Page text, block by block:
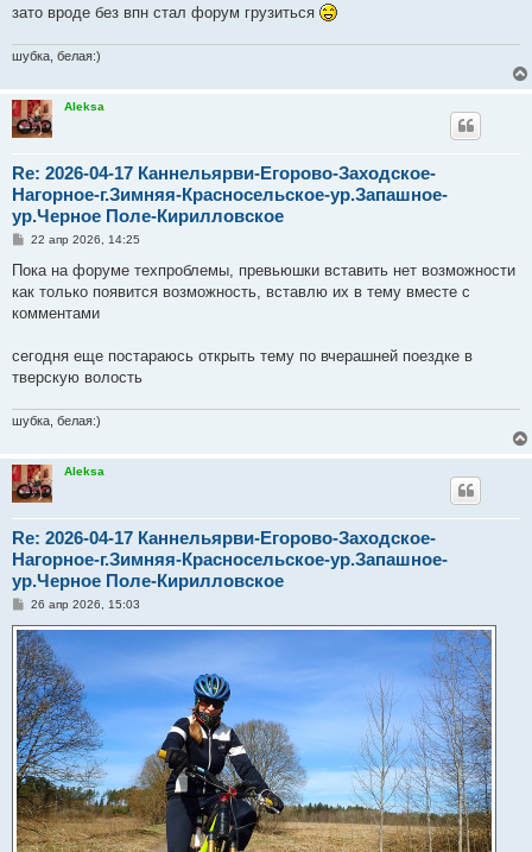
зато вроде без впн стал форум грузиться
шубка, белая:)
Aleksa
Re: 2026-04-17 Каннельярви-Егорово-Заходское-
Нагорное-г.Зимняя-Красносельское-ур.Запашное-
ур.Черное Поле-Кирилловское
С
о
щ
е
е
22 апр 2026, 14:25
Пока на форуме техпроблемы, превьюшки вставить нет возможности
как только появится возможность, вставлю их в тему вместе с
комментами
сегодня еще постараюсь открыть тему по вчерашней поездке в
тверскую волость
шубка, белая:)
Aleksa
Re: 2026-04-17 Каннельярви-Егорово-Заходское-
Нагорное-г.Зимняя-Красносельское-ур.Запашное-
ур.Черное Поле-Кирилловское
С
о
б
щ
е
н
и
е
26 апр 2026, 15:03